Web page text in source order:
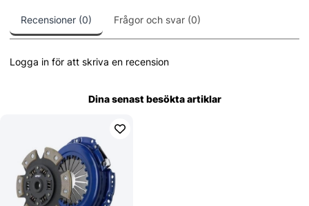
Recensioner (0) Frågor och svar (0)
Logga in för att skriva en recension
Dina senast besökta artiklar